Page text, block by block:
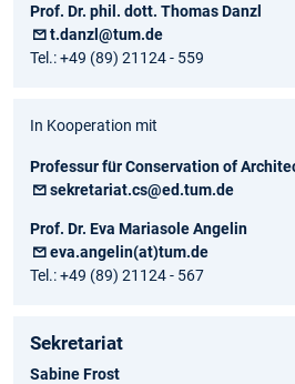
Prof. Dr. phil. dott. Thomas Danzl
t.danzl@tum.de
Tel.: +49 (89) 21124 - 559
In Kooperation mit
Professur für Conservation of
sekretariat.cs@ed.tum.de
Prof. Dr. Eva Mariasole Angelin
eva.angelin(at)tum.de
Tel.: +49 (89) 21124 - 567
Sekretariat
Sabine Frost